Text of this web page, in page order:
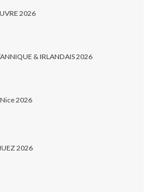
2026
& IRLANDAIS 2026
2026
2026